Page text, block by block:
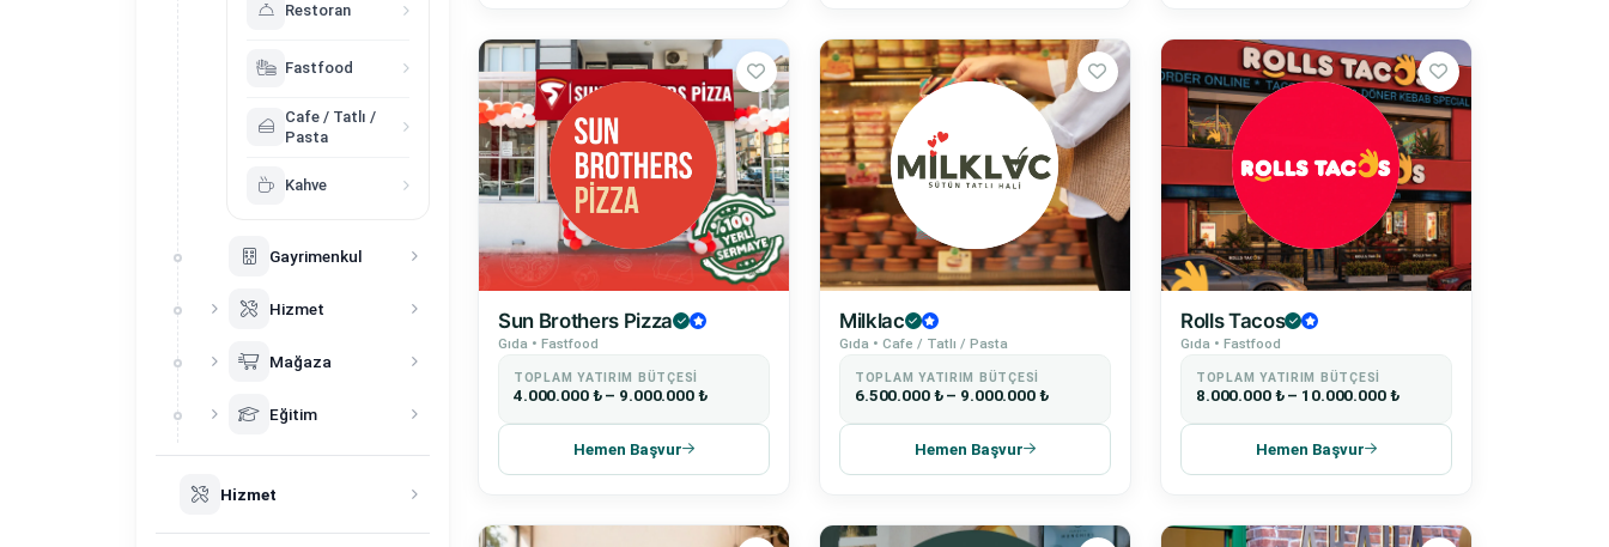
Restoran
Fastfood
Cafe / Tatlı /
Pasta
Kahve
Gayrimenkul
Hizmet
Mağaza
Eğitim
Hizmet
Sun Brothers Pizza
Gıda • Fastfood
TOPLAM YATIRIM BÜTÇESI
4.000.000 ₺ – 9.000.000 ₺
Hemen Başvur
Milklac
Gıda • Cafe / Tatlı / Pasta
TOPLAM YATIRIM BÜTÇESI
6.500.000 ₺ – 9.000.000 ₺
Hemen Başvur
Rolls Tacos
Gıda • Fastfood
TOPLAM YATIRIM BÜTÇESI
8.000.000 ₺ – 10.000.000 ₺
Hemen Başvur